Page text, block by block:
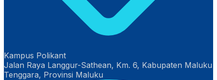
Kampus Polikant
Jalan Raya Langgur-Sathean, Km. 6, Kabupaten Maluku
Tenggara, Provinsi Maluku